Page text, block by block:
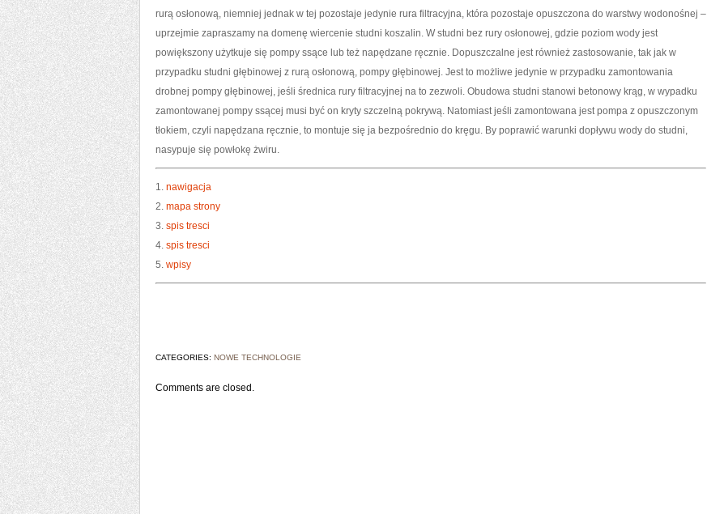
SIĘ
WPŁYWEM
CIŚNIENIA
rurą osłonową, niemniej jednak w tej pozostaje jedynie rura filtracyjna, która pozostaje opuszczona do warstwy wodonośnej –
uprzejmie zapraszamy na domenę wiercenie studni koszalin. W studni bez rury osłonowej, gdzie poziom wody jest
powiększony użytkuje się pompy ssące lub też napędzane ręcznie. Dopuszczalne jest również zastosowanie, tak jak w
przypadku studni głębinowej z rurą osłonową, pompy głębinowej. Jest to możliwe jedynie w przypadku zamontowania
drobnej pompy głębinowej, jeśli średnica rury filtracyjnej na to zezwoli. Obudowa studni stanowi betonowy krąg, w wypadku
zamontowanej pompy ssącej musi być on kryty szczelną pokrywą. Natomiast jeśli zamontowana jest pompa z opuszczonym
tłokiem, czyli napędzana ręcznie, to montuje się ja bezpośrednio do kręgu. By poprawić warunki dopływu wody do studni,
nasypuje się powłokę żwiru.
1. nawigacja
2. mapa strony
3. spis tresci
4. spis tresci
5. wpisy
CATEGORIES: NOWE TECHNOLOGIE
Comments are closed.